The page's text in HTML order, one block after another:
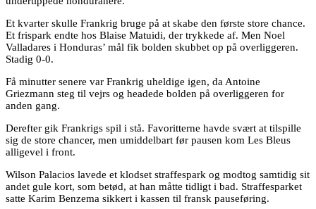
Et kvarter skulle Frankrig bruge på at skabe den første store chance.
Et frispark endte hos Blaise Matuidi, der trykkede af. Men Noel
Valladares i Honduras’ mål fik bolden skubbet op på overliggeren.
Stadig 0-0.
Få minutter senere var Frankrig uheldige igen, da Antoine
Griezmann steg til vejrs og headede bolden på overliggeren for
anden gang.
Derefter gik Frankrigs spil i stå. Favoritterne havde svært at tilspille
sig de store chancer, men umiddelbart før pausen kom Les Bleus
alligevel i front.
Wilson Palacios lavede et klodset straffespark og modtog samtidig sit
andet gule kort, som betød, at han måtte tidligt i bad. Straffesparket
satte Karim Benzema sikkert i kassen til fransk pauseføring.